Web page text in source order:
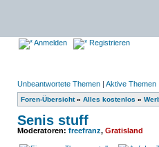
Anmelden Registrieren
Unbeantwortete Themen | Aktive Themen
Foren-Übersicht» Alles kostenlos »
Senis stuff
Moderatoren: freefranz, Gratisland